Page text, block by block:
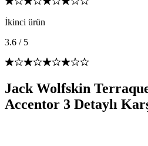
İkinci ürün
3.6 / 5
Jack Wolfskin
Accentor 3 Detaylı